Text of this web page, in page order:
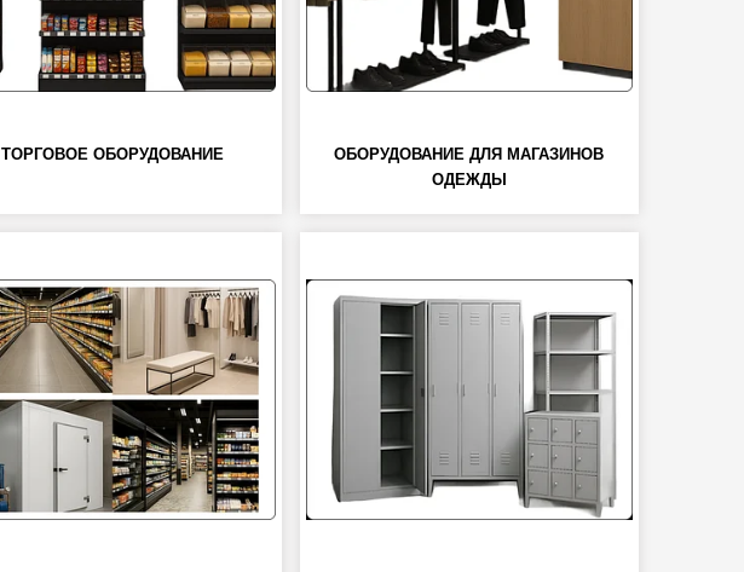
ТОРГОВОЕ ОБОРУДОВАНИЕ
ОБОРУДОВАНИЕ ДЛЯ МАГАЗИНОВ
ОДЕЖДЫ